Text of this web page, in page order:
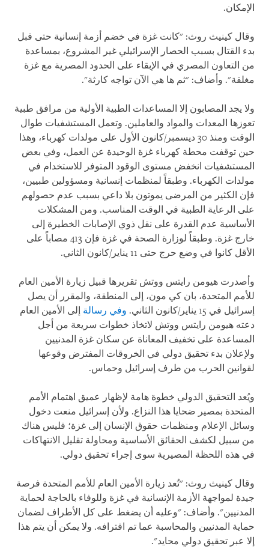
الإمكان.
وقال كينيث روث: "كانت غزة في خضم أزمة إنسانية حتى قبل
بدء القتال بسبب الحصار الإسرائيلي غير المشروع، بمساعدة
من التعاون المصري في الإبقاء على الحدود المصرية مع غزة
مغلقة". وأضاف: "ثم ها هي الآن تواجه كارثة".
ولا يجد المصابون إلا المساعدات الطبية الأولية من مرافق طبية
تعوزها المعدات والمواد والعاملين. وتعمل المستشفيات طوال
الوقت ومنذ 30 ديسمبر/كانون الأول على مولدات كهرباء، وهذا
حين توقفت محطة كهرباء غزة الوحيدة عن العمل، وفي بعض
المستشفيات انخفض مستوى الوقود المتوفر للاستخدام في
مولدات الكهرباء. وطبقاً لمنظمات إنسانية ومسؤولين طبيين،
فإن الكثير من المرضى يموتون بلا داعي بسبب عدم حصولهم
على الرعاية الطبية في الوقت المناسب. ومن المشكلات
الأساسية عدم القدرة على نقل ذوي الإصابات الخطيرة إلى
خارج غزة. وطبقاً لوزارة الصحة في غزة فإن 413 مصاباً على
الأقل كانوا في وضع حرج حتى 11 يناير/كانون الثاني.
وأصدرت هيومن رايتس ووتش تقريرها قبيل زيارة الأمين العام
للأمم المتحدة، بان كي مون، إلى المنطقة، والمقرر أن يصل
إسرائيل في 15 يناير/كانون الثاني.
وفي رسالة إلى الأمين العام
دعته هيومن رايتس ووتش لاتخاذ خطوات سريعة من أجل
المساعدة على تخفيف المعاناة عن سكان غزة المدنيين
ولإعلان بدء تحقيق دولي في الخروقات المفترض وقوعها
لقوانين الحرب من طرف إسرائيل وحماس.
ويُعد التحقيق الدولي خطوة هامة لإظهار عميق اهتمام الأمم
المتحدة بمصير ضحايا هذا النزاع. ولأن إسرائيل منعت دخول
وسائل الإعلام ومنظمات حقوق الإنسان إلى غزة؛ فليس هناك
من سبيل لكشف الحقائق الأساسية ومحاولة تقليل الانتهاكات
في هذه اللحظة المصيرية سوى إجراء تحقيق دولي.
وقال كينيث روث: "تُعد زيارة الأمين العام للأمم المتحدة فرصة
جيدة لمواجهة الأزمة الإنسانية في غزة وللوفاء بالحاجة لحماية
المدنيين". وأضاف: "وعليه أن يضغط على كل الأطراف لضمان
حماية المدنيين والمحاسبة عما تم اقترافه. ولا يمكن أن يتم هذا
إلا عبر تحقيق دولي محايد".